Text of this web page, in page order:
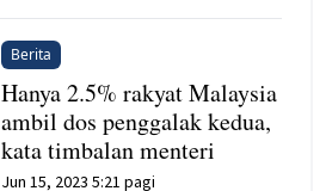
Berita
Hanya 2.5% rakyat Malaysia
ambil dos penggalak kedua,
kata timbalan menteri
Jun 15, 2023 5:21 pagi